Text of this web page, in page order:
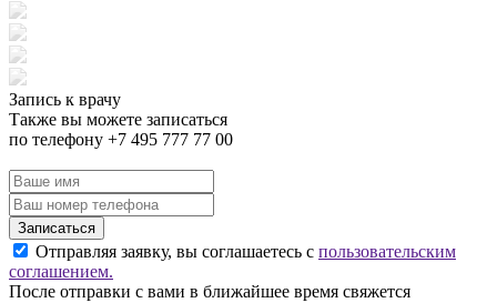
Запись к врачу
Также вы можете записаться
по телефону +7 495 777 77 00
Записаться
Отправляя заявку, вы соглашаетесь с пользовательским
соглашением.
После отправки с вами в ближайшее время свяжется